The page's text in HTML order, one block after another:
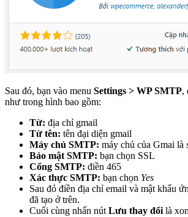
Sau đó, bạn vào menu Settings > WP SMTP,
như trong hình bao gồm:
Từ: địa chỉ gmail
Từ tên: tên đại diện gmail
Máy chủ SMTP: máy chủ của Gmai là
Bảo mật SMTP: bạn chọn SSL
Cổng SMTP: điền 465
Xác thực SMTP: bạn chọn Yes
Sau đó điền địa chỉ email và mật khẩu
đã tạo ở trên.
Cuối cùng nhấn nút Lưu thay đổi là